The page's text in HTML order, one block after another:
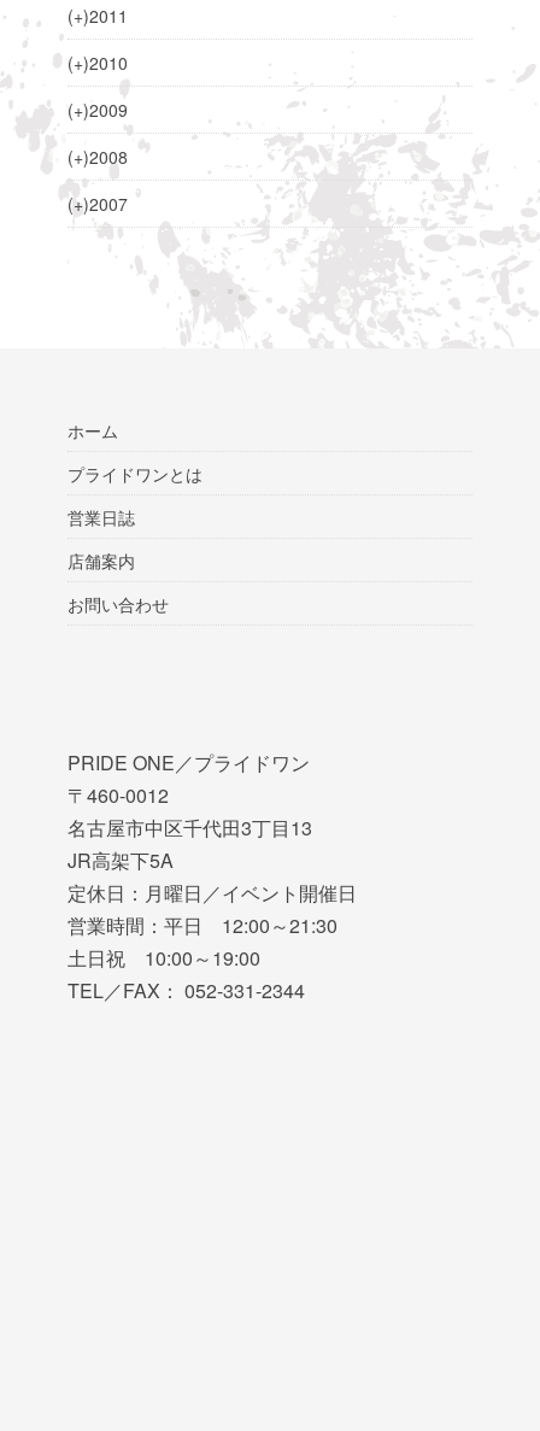
(+)2011
(+)2010
(+)2009
(+)2008
(+)2007
ホーム
プライドワンとは
営業日誌
店舗案内
お問い合わせ
PRIDE ONE／プライドワン
〒460-0012
名古屋市中区千代田3丁目13
JR高架下5A
定休日：月曜日／イベント開催日
営業時間：平日 12:00～21:30
土日祝 10:00～19:00
TEL／FAX： 052-331-2344